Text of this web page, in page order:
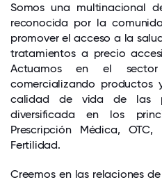
Somos una multinacional
reconocida por la
promover el acceso a la
tratamientos a precio
Actuamos en el
comercializando productos
calidad de vida de las
diversificada en los
Prescripción Médica,
Fertilidad.
Creemos en las relaciones